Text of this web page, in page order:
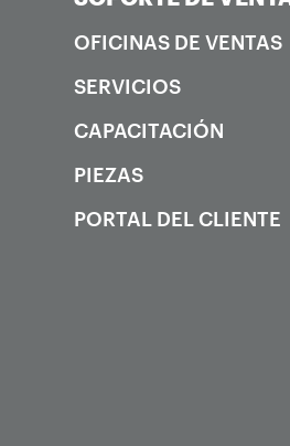
OFICINAS DE VENTAS
SERVICIOS
CAPACITACIÓN
PIEZAS
PORTAL DEL CLIENTE